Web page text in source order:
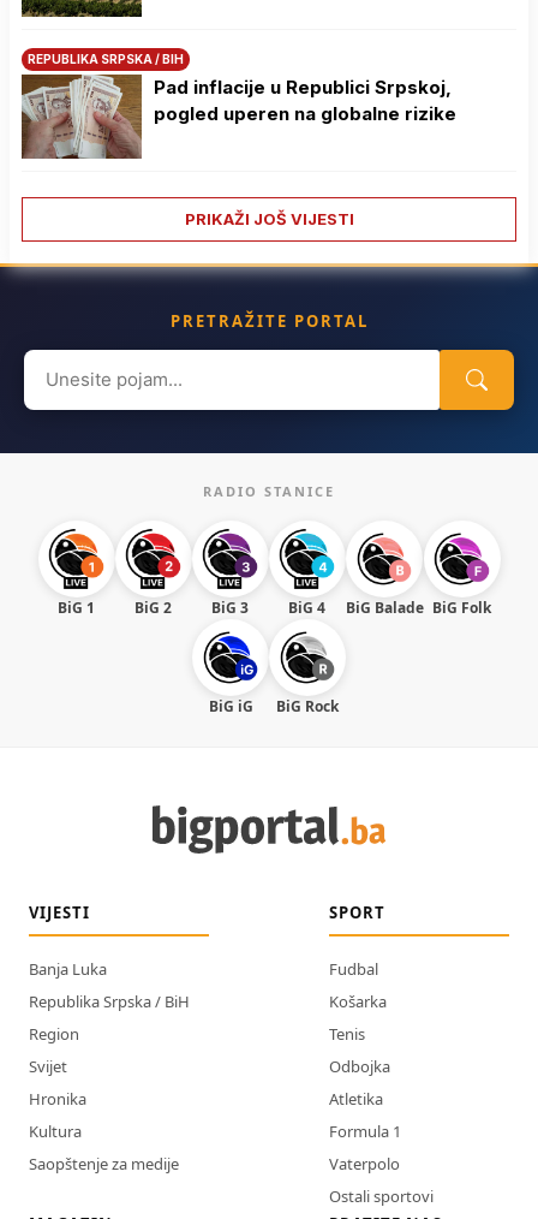
REPUBLIKA SRPSKA / BIH
Pad inflacije u Republici Srpskoj,
pogled uperen na globalne rizike
PRIKAŽI JOŠ VIJESTI
PRETRAŽITE PORTAL
Search
for:
RADIO STANICE
BiG 1 BiG 2 BiG 3 BiG 4 BiG Balade BiG Folk
BiG iG BiG Rock
VIJESTI
Banja Luka
Republika Srpska / BiH
Region
Svijet
Hronika
Kultura
Saopštenje za medije
SPORT
Fudbal
Košarka
Tenis
Odbojka
Atletika
Formula 1
Vaterpolo
Ostali sportovi